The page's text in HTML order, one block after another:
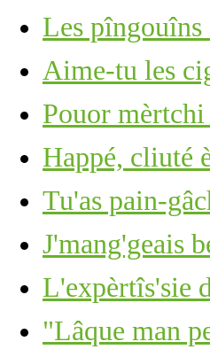
Les
Aime-tu les
Pouor
Happé, cliuté
Tu'as pain-
J'mang'geais
L'expèrtîs'sie
"Lâque man